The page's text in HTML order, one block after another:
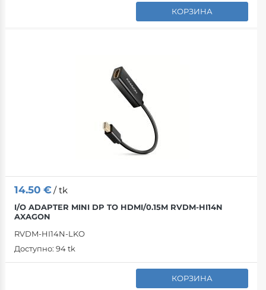
КОРЗИНА
14.50 €/ tk
I/O ADAPTER MINI DP TO HDMI/0.15M RVDM-HI14N
AXAGON
RVDM-HI14N-LKO
Доступно: 94 tk
КОРЗИНА